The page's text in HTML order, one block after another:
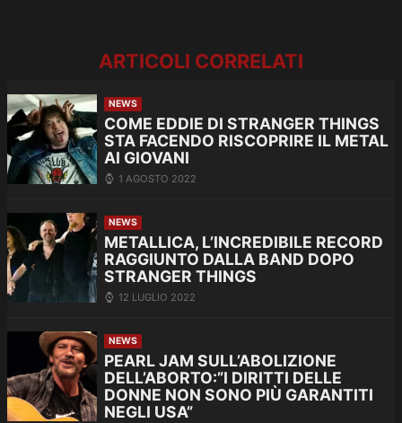
ARTICOLI CORRELATI
NEWS
COME EDDIE DI STRANGER THINGS
STA FACENDO RISCOPRIRE IL METAL
AI GIOVANI
1 AGOSTO 2022
NEWS
METALLICA, L’INCREDIBILE RECORD
RAGGIUNTO DALLA BAND DOPO
STRANGER THINGS
12 LUGLIO 2022
NEWS
PEARL JAM SULL’ABOLIZIONE
DELL’ABORTO:”I DIRITTI DELLE
DONNE NON SONO PIÙ GARANTITI
NEGLI USA”